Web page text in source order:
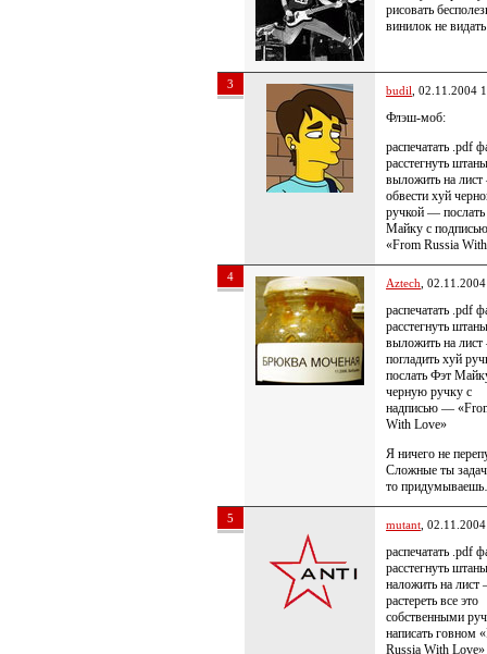
рисовать
винилок не
3 budil , 02.11.2004
Флэш-моб:
распечатать .pdf
расстегнуть
выложить на
обвести хуй
ручкой —
Майку с
«From Russia
4 Aztech ,
распечатать .pdf
расстегнуть
выложить на
погладить хуй
послать Фэт
черную ручку с
надписью —
With Love»
Я ничего не
Сложные ты
то
5 mutant ,
распечатать .pdf
расстегнуть
наложить на
растереть все это
собственными
написать говном
Russia With